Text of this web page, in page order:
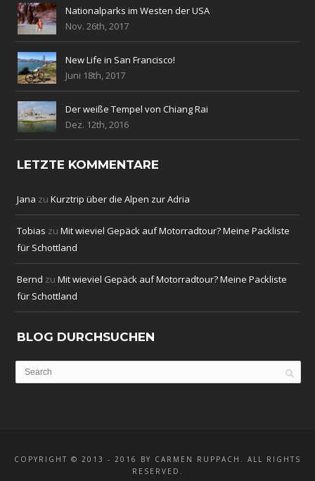
Nationalparks im Westen der USA
Nov. 26th, 2017
New Life in San Francisco!
Juni 18th, 2017
Der weiße Tempel von Chiang Rai
Dez. 12th, 2016
LETZTE KOMMENTARE
Jana zuKurztrip über die Alpen zur Adria
Tobias zuMit wieviel Gepäck auf Motorradtour? Meine Packliste
für Schottland
Bernd zuMit wieviel Gepäck auf Motorradtour? Meine Packliste
für Schottland
BLOG DURCHSUCHEN
COPYRIGHT © 2013 - 2016 BY CARMEN RUPPACH. ALL RIGHTS
RESERVED.